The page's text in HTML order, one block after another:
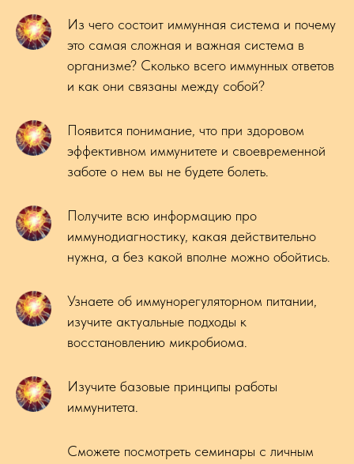
Из чего состоит иммунная система и почему
это самая сложная и важная система в
организме? Сколько всего иммунных ответов
и как они связаны между собой?
Появится понимание, что при здоровом
эффективном иммунитете и своевременной
заботе о нем вы не будете болеть.
Получите всю информацию про
иммунодиагностику, какая действительно
нужна, а без какой вполне можно обойтись.
Узнаете об иммунорегуляторном питании,
изучите актуальные подходы к
восстановлению микробиома.
Изучите базовые принципы работы
иммунитета.
Сможете посмотреть семинары с личным